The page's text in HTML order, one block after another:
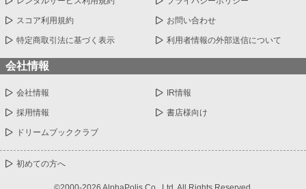
スコア利用規約 お問い合わせ
特定商取引法に基づく表示 利用者情報の外部送信について
会社情報
会社情報 IR情報
採用情報 書店様向け
ドリームブッククラブ
初めての方へ